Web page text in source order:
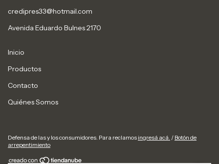
credipres33@hotmail.com
Avenida Eduardo Bulnes 2170
Inicio
Productos
Contacto
Quiénes Somos
Defensa de las y los consumidores. Para reclamos ingresá acá. / Botón de
arrepentimiento